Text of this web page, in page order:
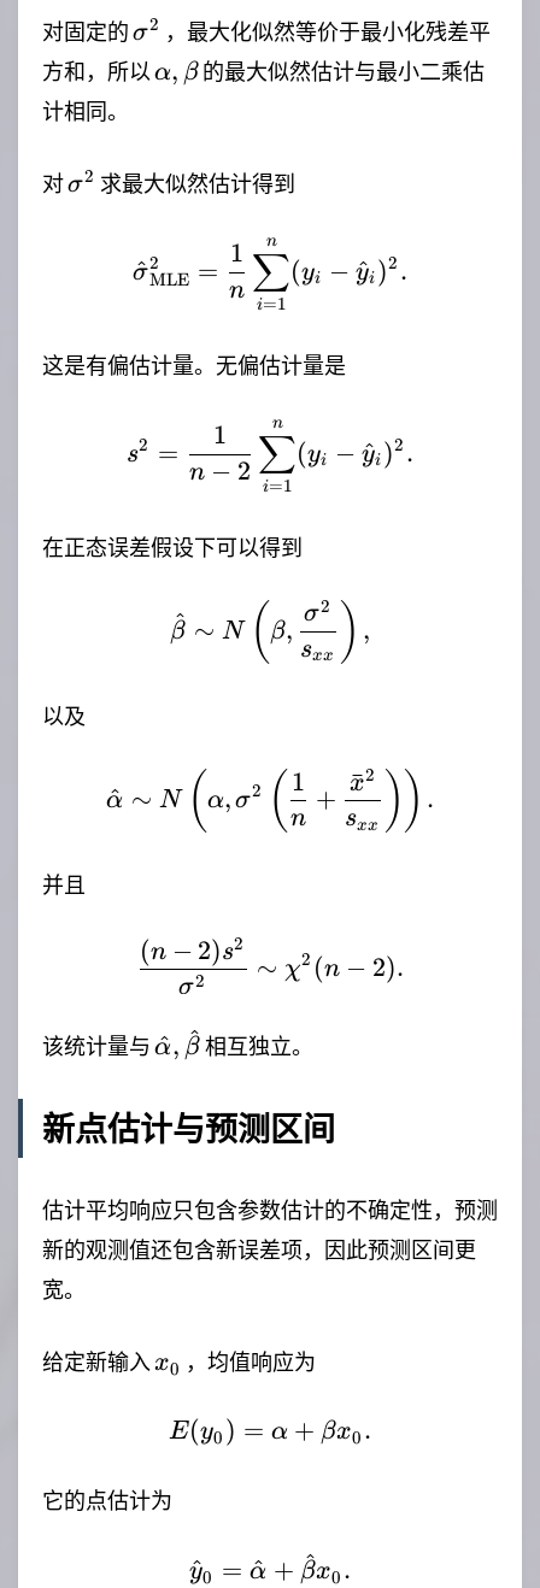
对固定的\sigma^2
σ2 ，最大化似然等价于最小化残差平
方和，所以\alpha,\beta
α, β的最大似然估计与最小二乘估
计相同。
对\sigma^2
σ2 求最大似然估计得到
σ
^MLE
2 =
n
1
i=1
∑
n
(yi − y
^i )2 .
这是有偏估计量。无偏估计量是
s^2=\frac{1}{n-
s2 =
n − 2
1
i=1
∑
n
(yi − y
^i )2 .
在正态误差假设下可以得到
\hat{\beta}\sim
β
^ ∼ N ( β,
sxx
σ2 ) ,
以及
\hat{\alpha}\sim
α
^ ∼ N ( α, σ2 ( n
1
+
sxx
x
ˉ2 )) .
并且
\frac{(n-
σ2
(n − 2)s2
∼ χ2 (n − 2).
该统计量与 \hat{\alpha},\hat{\beta}
α
^, β
^相互独立。
新点估计与预测区间
估计平均响应只包含参数估计的不确定性，预测
新的观测值还包含新误差项，因此预测区间更
宽。
给定新输入x_0
x0 ，均值响应为
E(y_0)=\alpha+\beta
E(y0 ) = α + βx0 .
它的点估计为
y
^0 = α
^ + β
^x0 .